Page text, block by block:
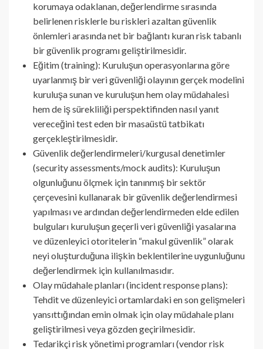
korumaya odaklanan, değerlendirme sırasında
belirlenen risklerle bu riskleri azaltan güvenlik
önlemleri arasında net bir bağlantı kuran risk tabanlı
bir güvenlik programı geliştirilmesidir.
Eğitim (training): Kuruluşun operasyonlarına göre
uyarlanmış bir veri güvenliği olayının gerçek modelini
kuruluşa sunan ve kuruluşun hem olay müdahalesi
hem de iş sürekliliği perspektifinden nasıl yanıt
vereceğini test eden bir masaüstü tatbikatı
gerçekleştirilmesidir.
Güvenlik değerlendirmeleri/kurgusal denetimler
(security assessments/mock audits): Kuruluşun
olgunluğunu ölçmek için tanınmış bir sektör
çerçevesini kullanarak bir güvenlik değerlendirmesi
yapılması ve ardından değerlendirmeden elde edilen
bulguları kuruluşun geçerli veri güvenliği yasalarına
ve düzenleyici otoritelerin “makul güvenlik” olarak
neyi oluşturduğuna ilişkin beklentilerine uygunluğunu
değerlendirmek için kullanılmasıdır.
Olay müdahale planları (incident response plans):
Tehdit ve düzenleyici ortamlardaki en son gelişmeleri
yansıttığından emin olmak için olay müdahale planı
geliştirilmesi veya gözden geçirilmesidir.
Tedarikçi risk yönetimi programları (vendor risk